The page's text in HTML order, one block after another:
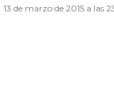
13 de marzo de 2015 a las